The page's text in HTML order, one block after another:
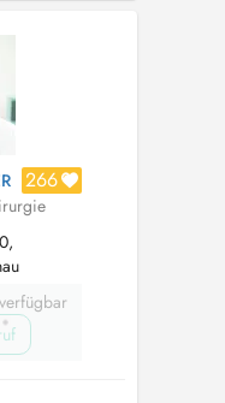
266